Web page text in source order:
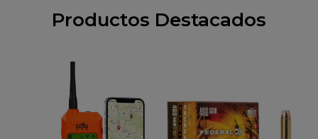
Productos Destacados